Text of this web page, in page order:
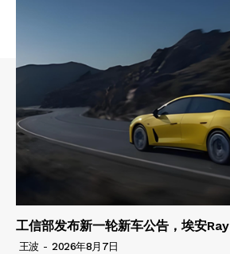
工信部发布新一轮新车公告，埃安
王波 - 2026年8月7日